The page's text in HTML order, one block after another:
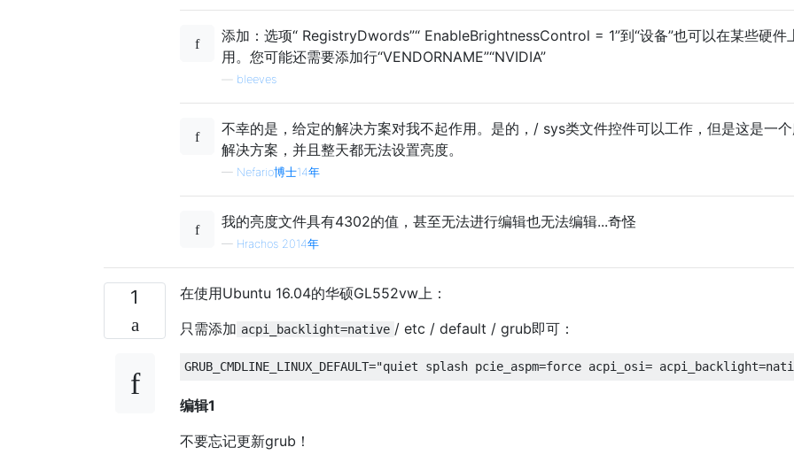
添加：选项“ RegistryDwords”“ EnableBrightnessControl = 1”到“设备”也可以在某些硬件
用。您可能还需要添加行“VENDORNAME”“NVIDIA”
bleeves
不幸的是，给定的解决方案对我不起作用。是的，/ sys类文件控件可以工作，但是这是一
解决方案，并且整天都无法设置亮度。
— Nefario博士14年
我的亮度文件具有4302的值，甚至无法进行编辑也无法编辑...奇怪
— Hrachos 2014年
1
在使用Ubuntu 16.04的华硕GL552vw上：
只需添加 acpi_backlight=native / etc / default / grub即可：
编辑1
不要忘记更新grub！